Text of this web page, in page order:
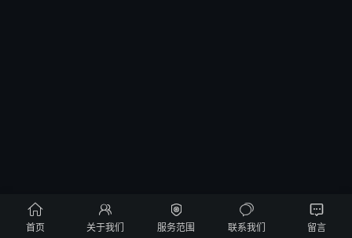

首页

关于我们

服务范围

联系我们

留言